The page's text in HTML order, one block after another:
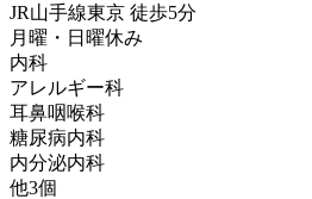
JR山手線東京 徒歩5分
月曜・日曜休み
内科
アレルギー科
耳鼻咽喉科
糖尿病内科
内分泌内科
他3個